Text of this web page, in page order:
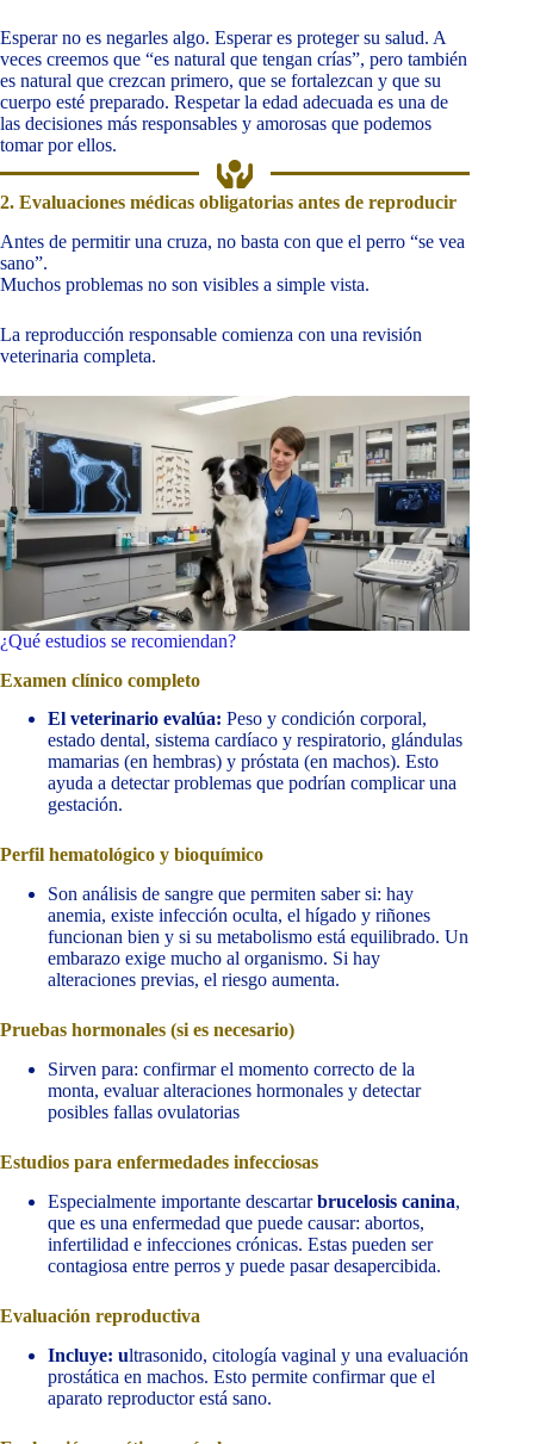
Esperar no es negarles algo. Esperar es proteger su salud. A
veces creemos que “es natural que tengan crías”, pero también
es natural que crezcan primero, que se fortalezcan y que su
cuerpo esté preparado. Respetar la edad adecuada es una de
las decisiones más responsables y amorosas que podemos
tomar por ellos.
2. Evaluaciones médicas obligatorias antes de reproducir
Antes de permitir una cruza, no basta con que el perro “se vea
sano”.
Muchos problemas no son visibles a simple vista.
La reproducción responsable comienza con una revisión
veterinaria completa.
¿Qué estudios se recomiendan?
Examen clínico completo
El veterinario evalúa: Peso y condición corporal,
estado dental, sistema cardíaco y respiratorio, glándulas
mamarias (en hembras) y próstata (en machos). Esto
ayuda a detectar problemas que podrían complicar una
gestación.
Perfil hematológico y bioquímico
Son análisis de sangre que permiten saber si: hay
anemia, existe infección oculta, el hígado y riñones
funcionan bien y si su metabolismo está equilibrado. Un
embarazo exige mucho al organismo. Si hay
alteraciones previas, el riesgo aumenta.
Pruebas hormonales (si es necesario)
Sirven para: confirmar el momento correcto de la
monta, evaluar alteraciones hormonales y detectar
posibles fallas ovulatorias
Estudios para enfermedades infecciosas
Especialmente importante descartarbrucelosis canina,
que es una enfermedad que puede causar: abortos,
infertilidad e infecciones crónicas. Estas pueden ser
contagiosa entre perros y puede pasar desapercibida.
Evaluación reproductiva
Incluye: ultrasonido, citología vaginal y una evaluación
prostática en machos. Esto permite confirmar que el
aparato reproductor está sano.